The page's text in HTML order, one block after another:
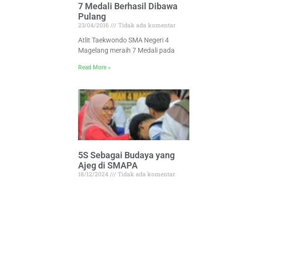
7 Medali Berhasil Dibawa
Pulang
23/04/2016
Tidak ada komentar
Atlit Taekwondo SMA Negeri 4
Magelang meraih 7 Medali pada
Read More »
5S Sebagai Budaya yang
Ajeg di SMAPA
18/12/2024
Tidak ada komentar